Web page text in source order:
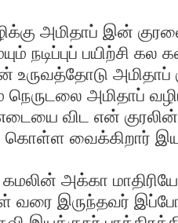
அமிதாப் இன்
நடிப்புப் பயிற்சி
அமிதாப்
நெருடலை அமிதாப்
விட என்
கொள்ள வைக்கிறார்
அக்கா
வரை இருந்தவர்